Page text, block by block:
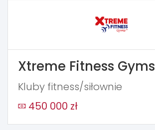
Xtreme Fitness Gyms
Kluby fitness/siłownie
450 000 zł